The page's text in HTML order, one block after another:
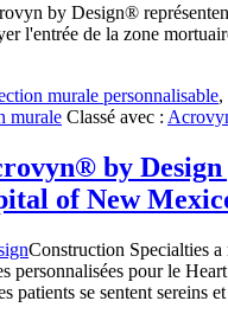
by Design®
l'entrée de la zone
murale personnalisable,
murale Classé avec :
by
of New
Construction Specialties a
personnalisées pour le
patients se sentent sereins